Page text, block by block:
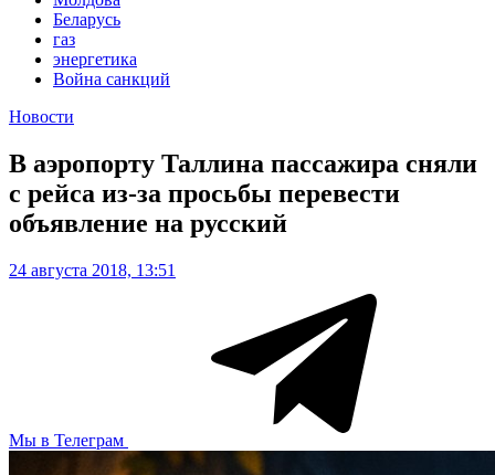
Беларусь
газ
энергетика
Война санкций
Новости
В аэропорту Таллина пассажира сняли
с рейса из-за просьбы перевести
объявление на русский
24 августа 2018, 13:51
Мы в Телеграм